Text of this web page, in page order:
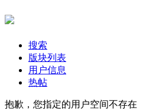
搜索
版块列表
用户信息
热帖
抱歉，您指定的用户空间不存在